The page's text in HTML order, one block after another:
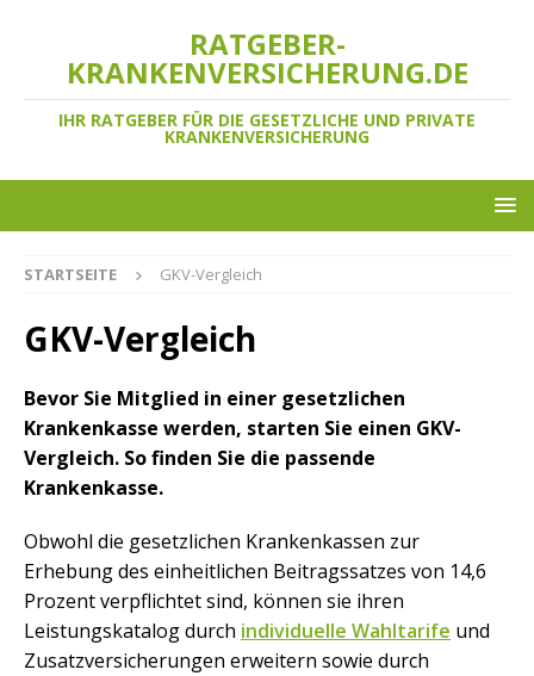
RATGEBER-
KRANKENVERSICHERUNG.DE
IHR RATGEBER FÜR DIE GESETZLICHE UND PRIVATE
KRANKENVERSICHERUNG
STARTSEITE GKV-Vergleich
GKV-Vergleich
Bevor Sie Mitglied in einer gesetzlichen
Krankenkasse werden, starten Sie einen GKV-
Vergleich. So finden Sie die passende
Krankenkasse.
Obwohl die gesetzlichen Krankenkassen zur
Erhebung des einheitlichen Beitragssatzes von 14,6
Prozent verpflichtet sind, können sie ihren
Leistungskatalog durch individuelle Wahltarife und
Zusatzversicherungen erweitern sowie durch